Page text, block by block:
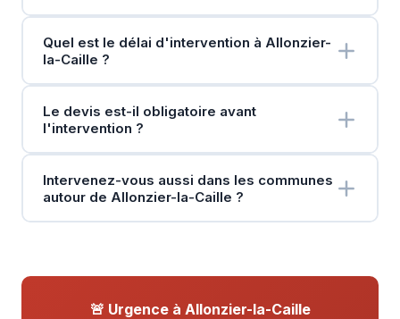
Quel est le délai d'intervention à Allonzier-
la-Caille ?
Le devis est-il obligatoire avant
l'intervention ?
Intervenez-vous aussi dans les communes
autour de Allonzier-la-Caille ?
🚨 Urgence à Allonzier-la-Caille